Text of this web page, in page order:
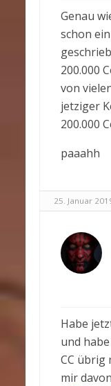
Genau
schon
200.000
von
jetziger
200.000
paaahh
25. Januar
Habe
und
CC übrig
mir